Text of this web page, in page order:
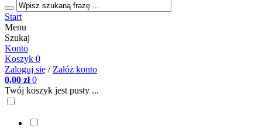
Start
Menu
Szukaj
Konto
Koszyk 0
Zaloguj się / Załóż konto
0,00 zł 0
Twój koszyk jest pusty ...